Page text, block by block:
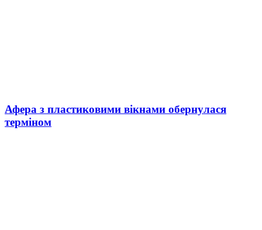
Афера з пластиковими вікнами обернулася
терміном